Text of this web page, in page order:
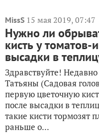
MissS 15 мая 2019, 07:47
Нужно ли
кисть у томатов-
высадки в
Здравствуйте!
Татьяны (Садовая
первую цветочную
после высадки в
такие кисти тормозят
раньше о...